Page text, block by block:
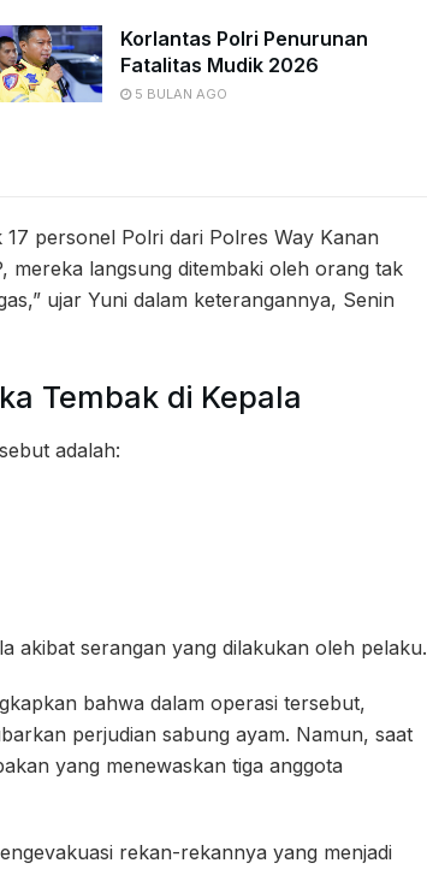
Korlantas Polri Penurunan
Fatalitas Mudik 2026
5 BULAN AGO
personel Polri dari Polres Way Kanan
mereka langsung ditembaki oleh orang tak
ujar Yuni dalam keterangannya, Senin
Tembak di Kepala
adalah:
akibat serangan yang dilakukan oleh pelaku.
bahwa dalam operasi tersebut,
perjudian sabung ayam. Namun, saat
yang menewaskan tiga anggota
rekan-rekannya yang menjadi